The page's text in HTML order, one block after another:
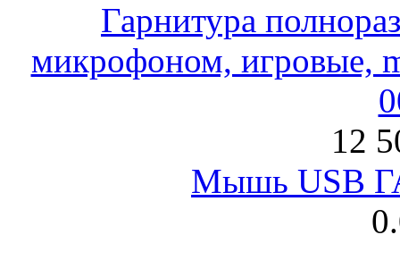
Гарнитура
микрофоном, игровые,
12
Мышь USB